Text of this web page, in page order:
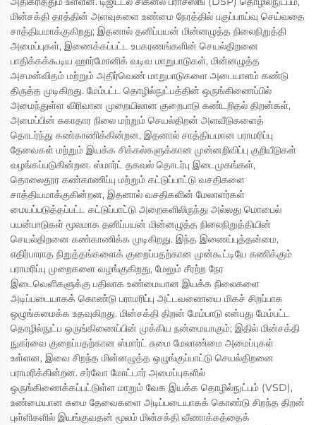
மின்சக்தி தரத்தின் அளவுகளை உண்மை நேரத்தில் பகுப்பாய்வு செய்வதை
சாத்தியமாக்குகிறது; இதனால் தனிப்பயன் மின்னழுத்த நிலைநிறுத்தி
அமைப்புகள், இணைக்கப்பட்ட உபகரணங்களின் செயல்திறனை
பாதிக்கக்கூடிய ஹார்மோனிக் வடிவ மாறுபாடுகள், மின்னழுத்த
அசமன்விதம் மற்றும் அதிர்வெண் மாறுபாடுகளை அடையாளம் கண்டு
திருத்த முடிகிறது. மேம்பட்ட தொழில்நுட்பத்தின் ஒருங்கிணைப்பில்
அமைந்துள்ள விரிவான முறையிலான குறைபாடு கண்டறிதல் திறன்கள்,
அமைப்பின் சுகாதார நிலை மற்றும் செயல்திறன் அளவீடுகளைத்
தொடர்ந்து கண்காணிக்கின்றன, இதனால் சாத்தியமான பராமரிப்பு
தேவைகள் மற்றும் இயக்க சிக்கல்களுக்கான முன்னறிவிப்பு குறியீடுகள்
வழங்கப்படுகின்றன. ஸ்மார்ட் தகவல் தொடர்பு இடைமுகங்கள்,
தொலைதூர கண்காணிப்பு மற்றும் கட்டுப்பாட்டு வசதிகளை
சாத்தியமாக்குகின்றன, இதனால் வசதிகளின் மேலாளர்கள்
மையப்படுத்தப்பட்ட கட்டுப்பாட்டு அறைகளிலிருந்து அல்லது மொபைல்
பயன்பாடுகள் மூலமாக தனிப்பயன் மின்னழுத்த நிலைநிறுத்தியின்
செயல்திறனை கண்காணிக்க முடிகிறது. இந்த இணைப்புத்தன்மை,
எதிர்பாராத நிறுத்தங்களைக் குறைப்பதற்கான முன்கூட்டியே கணிக்கும்
பராமரிப்பு முறைகளை வழங்குகிறது, மேலும் சீரற்ற நேர
இடைவெளிகளுக்கு பதிலாக உண்மையான இயக்க நிலைகளை
அடிப்படையாகக் கொண்டு பராமரிப்பு அட்டவணையை மிகச் சிறப்பாக
ஒழுங்கமைக்க உதவுகிறது. மின்சக்தி திறன் மேம்பாடு என்பது மேம்பட்ட
தொழில்நுட்ப ஒருங்கிணைப்பின் முக்கிய நன்மையாகும்; இதில் மின்சக்தி
நுகர்வை குறைப்பதற்கான ஸ்மார்ட் சுமை மேலாண்மை அமைப்புகள்
உள்ளன, இவை சிறந்த மின்னழுத்த ஒழுங்குப்பாட்டு செயல்திறனை
பராமரிக்கின்றன. சர்வோ மோட்டார் அமைப்புகளில்
ஒருங்கிணைக்கப்பட்டுள்ள மாறும் வேக இயக்க தொழில்நுட்பம் (VSD),
உண்மையான சுமை தேவைகளை அடிப்படையாகக் கொண்டு சிறந்த திறன்
புள்ளிகளில் இயங்குவதன் மூலம் மின்சக்தி வீணாக்கத்தைக்